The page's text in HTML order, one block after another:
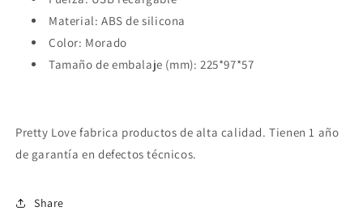
Material: ABS de silicona
Color: Morado
Tamaño de embalaje (mm): 225*97*57
Pretty Love fabrica productos de alta calidad. Tienen 1 año
de garantía en defectos técnicos.
Share